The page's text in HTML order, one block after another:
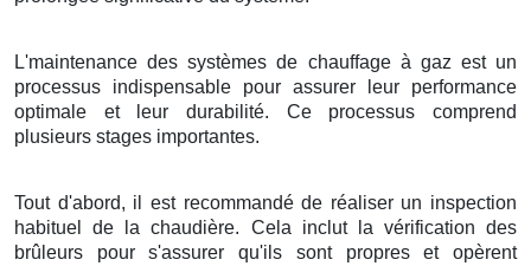
L'maintenance des systèmes de chauffage à gaz est un
processus indispensable pour assurer leur performance
optimale et leur durabilité. Ce processus comprend
plusieurs stages importantes.
Tout d'abord, il est recommandé de réaliser un inspection
habituel de la chaudière. Cela inclut la vérification des
brûleurs pour s'assurer qu'ils sont propres et opèrent